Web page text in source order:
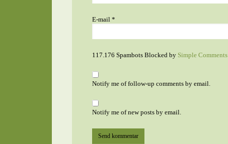
E-mail *
117.176 Spambots Blocked by Simple Comments
Notify me of follow-up comments by email.
Notify me of new posts by email.